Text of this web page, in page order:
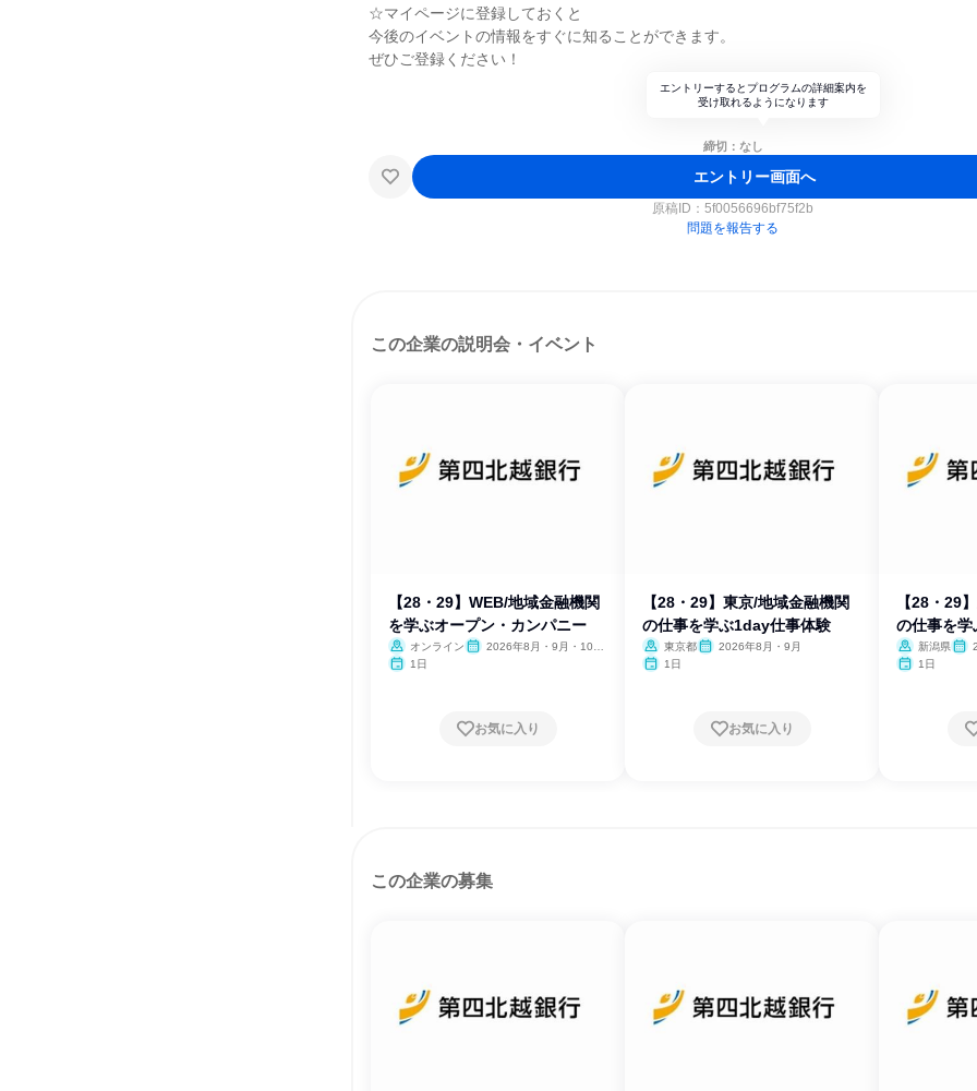
☆マイページに登録しておくと
今後のイベントの情報をすぐに知ることができます。
ぜひご登録ください！
エントリーするとプログラムの詳細案内を
受け取れるようになります
締切：なし
エントリー画面へ
原稿ID： 5f0056696bf75f2b
問題を報告する
この企業の説明会・イベント
【28・29】WEB/地域金融機関
を学ぶオープン・カンパニー
オンライン
2026年8月・9月・10
1日
お気に入り
【28・29】東京/地域金融機関
の仕事を学ぶ1day仕事体験
東京都
2026年8月・9月
1日
お気に入り
【28・29
の仕事を
新潟県
1日
この企業の募集